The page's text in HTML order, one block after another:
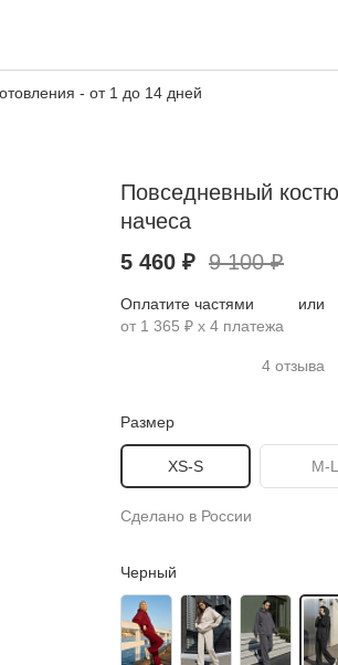
- от 1 до 14 дней
Повседневный
начеса
5 460 ₽ 9 100 ₽
Оплатите частями
или
от 1 365 ₽ х 4 платежа
4 отзыва
Размер
XS-S M-L
Сделано в России
Черный